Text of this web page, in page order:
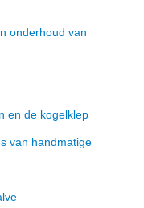
onderhoud van
en de kogelklep
van handmatige